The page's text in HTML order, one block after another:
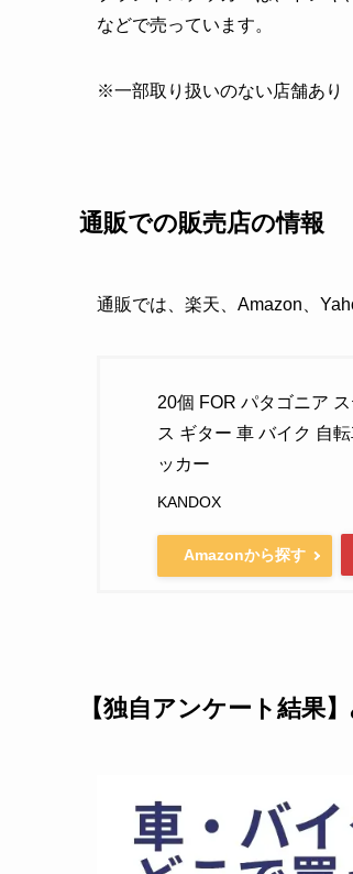
などで売っています。
※一部取り扱いのない店舗あり
通販での販売店の情報
通販では、楽天、Amazon、
20個 FOR パタゴニア
ス ギター 車 バイク 自
ッカー
KANDOX
Amazonから探す
【独自アンケート結果